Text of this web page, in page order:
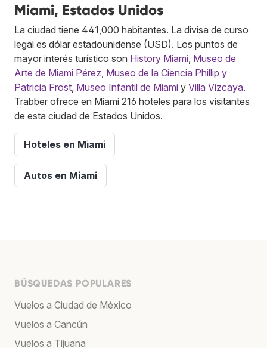
Miami, Estados Unidos
La ciudad tiene 441,000 habitantes. La divisa de curso
legal es dólar estadounidense (USD). Los puntos de
mayor interés turístico son History Miami Museo de
Arte de Miami Pérez Museo de la Ciencia Phillip y
Patricia Frost Museo Infantil de Miami y Villa Vizcaya.
Trabber ofrece en Miami 216 hoteles para los visitantes
de esta ciudad de Estados Unidos.
Hoteles en Miami
Autos en Miami
BÚSQUEDAS POPULARES
Vuelos a Ciudad de México
Vuelos a Cancún
Vuelos a Tijuana